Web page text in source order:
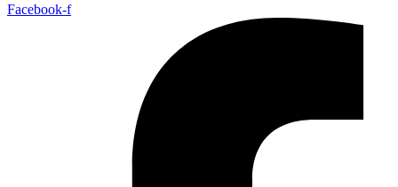
Facebook-f